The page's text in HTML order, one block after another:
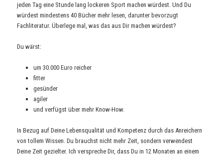
jeden Tag eine Stunde lang lockeren Sport machen würdest. Und Du
würdest mindestens 40 Bücher mehr lesen, darunter bevorzugt
Fachliteratur. Überlege mal, was das aus Dir machen würdest?
Du wärst:
um 30.000 Euro reicher
fitter
gesünder
agiler
und verfügst über mehr Know-How.
In Bezug auf Deine Lebensqualität und Kompetenz durch das Anreichern
von tollem Wissen. Du brauchst nicht mehr Zeit, sondern verwendest
Deine Zeit gezielter. Ich verspreche Dir, dass Du in 12 Monaten an einem